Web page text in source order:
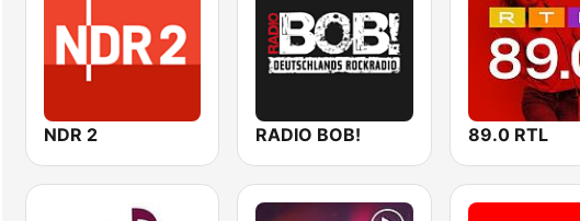
NDR 2 RADIO BOB! 89.0 RTL